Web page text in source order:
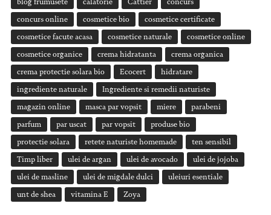
blog frumusete calatorie Cattier concurs
concurs online cosmetice bio cosmetice certificate
cosmetice facute acasa cosmetice naturale cosmetice online
cosmetice organice crema hidratanta crema organica
crema protectie solara bio Ecocert hidratare
ingrediente naturale Ingrediente si remedii naturiste
magazin online masca par vopsit miere parabeni
parfum par uscat par vopsit produse bio
protectie solara retete naturiste homemade ten sensibil
Timp liber ulei de argan ulei de avocado ulei de jojoba
ulei de masline ulei de migdale dulci uleiuri esentiale
unt de shea vitamina E Zoya